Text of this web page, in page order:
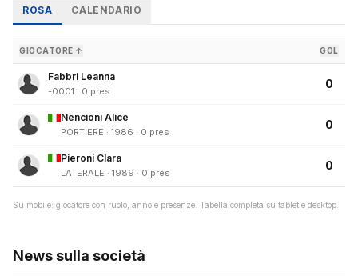
ROSA CALENDARIO
GIOCATORE ↑ GOL
Fabbri Leanna
-0001 · 0 pres
0
Nencioni Alice
PORTIERE · 1986 · 0 pres
0
Pieroni Clara
LATERALE · 1989 · 0 pres
0
Su mobile: giocatore con ruolo, anno e presenze. Tabella completa su tablet e desktop.
News sulla società